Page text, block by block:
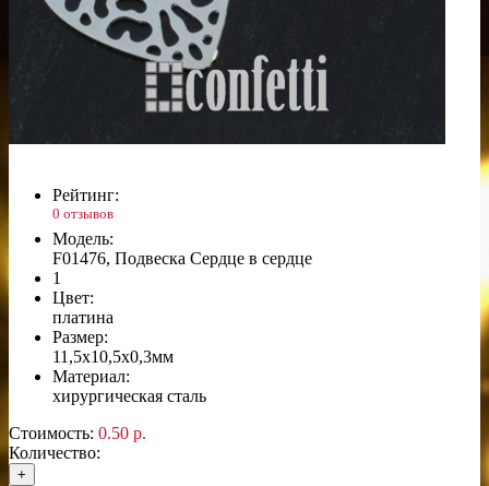
Рейтинг:
0 отзывов
Модель:
F01476, Подвеска Сердце в сердце
1
Цвет:
платина
Размер:
11,5х10,5х0,3мм
Материал:
хирургическая сталь
Стоимость: 0.50 р.
Количество:
+